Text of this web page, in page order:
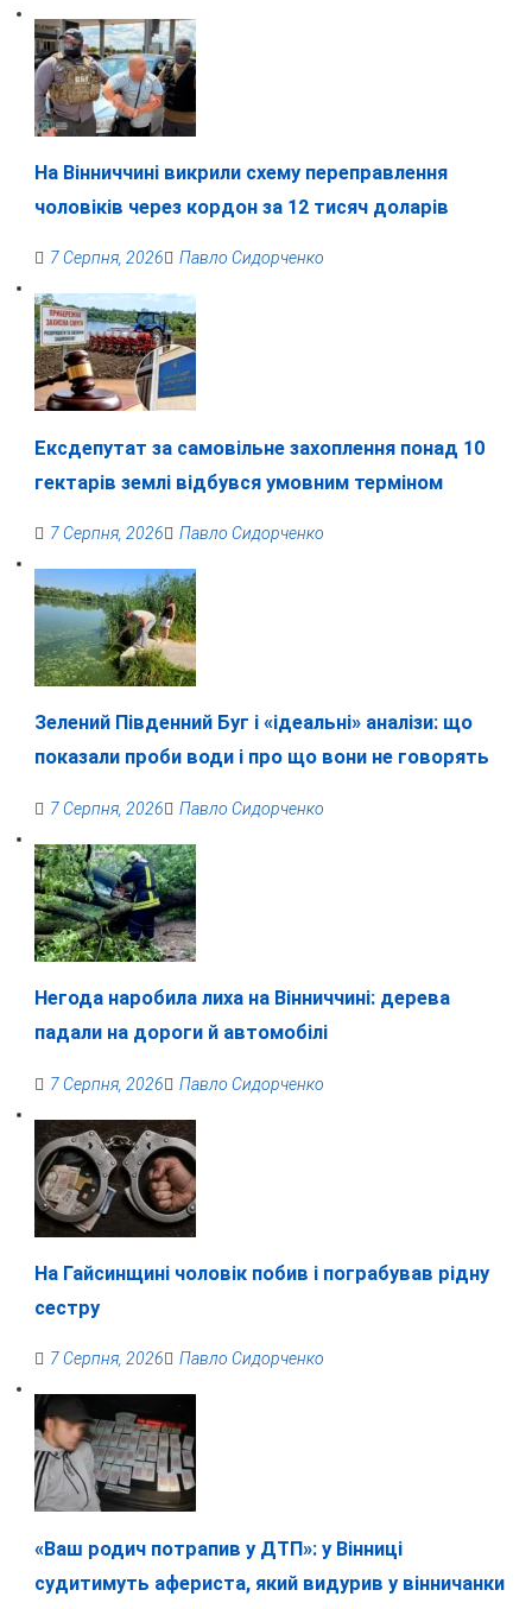
На Вінниччині викрили схему переправлення
чоловіків через кордон за 12 тисяч доларів
7 Серпня, 2026 Павло Сидорченко
Ексдепутат за самовільне захоплення понад 10
гектарів землі відбувся умовним терміном
7 Серпня, 2026 Павло Сидорченко
Зелений Південний Буг і «ідеальні» аналізи: що
показали проби води і про що вони не говорять
7 Серпня, 2026 Павло Сидорченко
Негода наробила лиха на Вінниччині: дерева
падали на дороги й автомобілі
7 Серпня, 2026 Павло Сидорченко
На Гайсинщині чоловік побив і пограбував рідну
сестру
7 Серпня, 2026 Павло Сидорченко
«Ваш родич потрапив у ДТП»: у Вінниці
судитимуть афериста, який видурив у вінничанки